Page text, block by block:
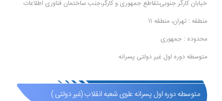
خیابان کارگر جنوبی،تقاطع جمهوری و کارگر،جنب ساختمان فناوری اطلاعات
منطقه : تهران، منطقه 11
محدوده : جمهوری
متوسطه دوره اول غیر دولتی پسرانه
متوسطه دوره اول پسرانه علوی شعبه انقلاب (غیر دولتی )